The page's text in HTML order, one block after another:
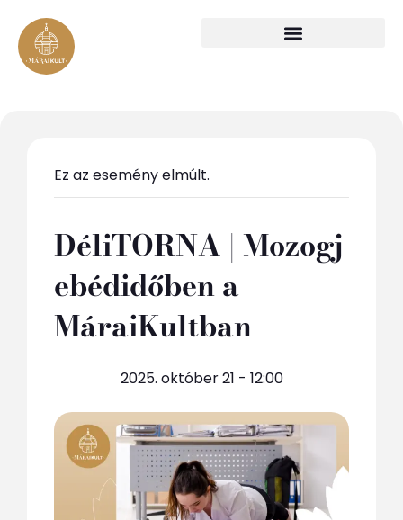
Ez az esemény elmúlt.
DéliTORNA | Mozogj
ebédidőben a
MáraiKultban
2025. október 21 - 12:00